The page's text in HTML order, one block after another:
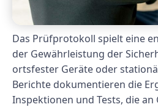
Das Prüfprotokoll spielt eine
der Gewährleistung der
ortsfester Geräte oder
Berichte dokumentieren die
Inspektionen und Tests, die